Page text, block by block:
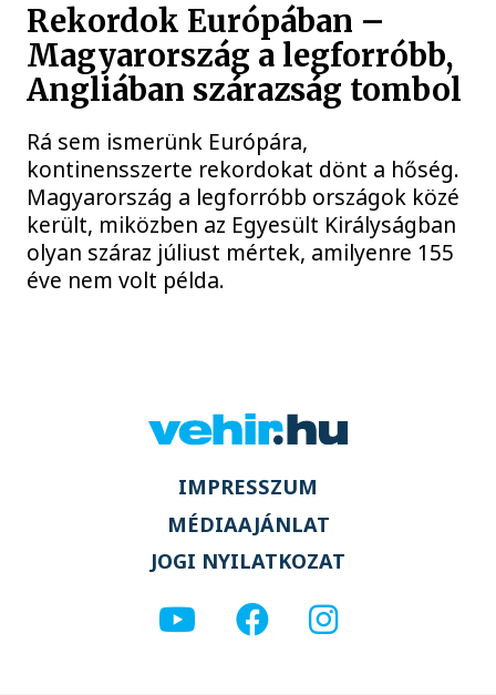
Rekordok Európában –
Magyarország a legforróbb,
Angliában szárazság tombol
Rá sem ismerünk Európára,
kontinensszerte rekordokat dönt a hőség.
Magyarország a legforróbb országok közé
került, miközben az Egyesült Királyságban
olyan száraz júliust mértek, amilyenre 155
éve nem volt példa.
IMPRESSZUM
MÉDIAAJÁNLAT
JOGI NYILATKOZAT